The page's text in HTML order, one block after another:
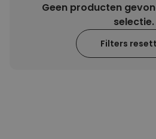
Geen producten
selectie.
Filters